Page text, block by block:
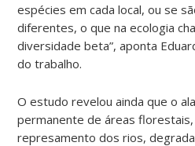
espécies em cada local, ou se
diferentes, o que na ecologia
diversidade beta”, aponta
do trabalho.
O estudo revelou ainda que o
permanente de áreas florestais,
represamento dos rios,